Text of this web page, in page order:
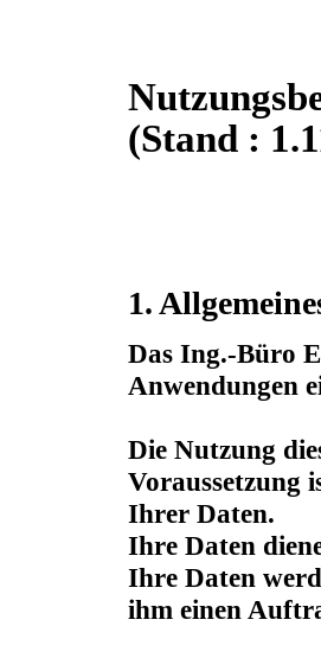
(Stand :
1.
Das Ing.-Büro
Anwendungen
Die Nutzung
Voraussetzung
Ihrer Daten.
Ihre Daten
Ihre Daten
ihm einen